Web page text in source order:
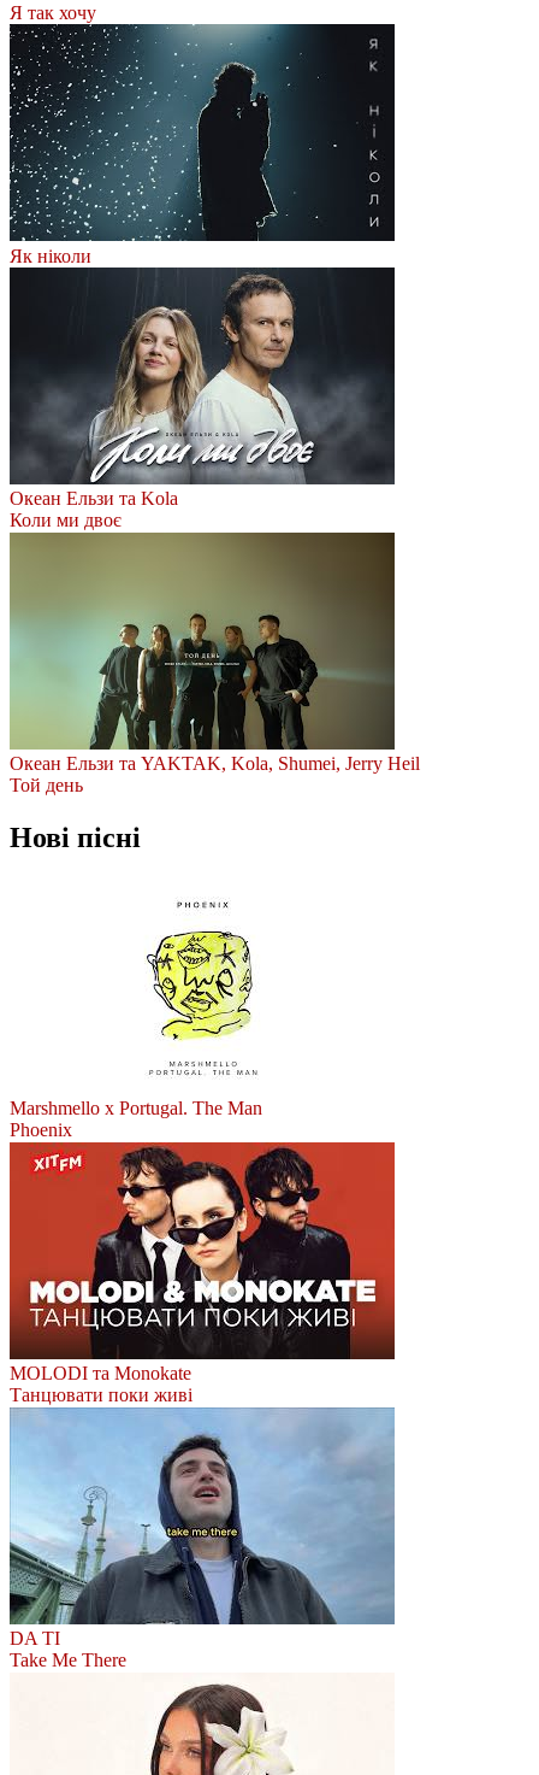
Я так хочу
Як ніколи
Океан Ельзи та Kola
Коли ми двоє
Океан Ельзи та YAKTAK, Kola, Shumei, Jerry Heil
Той день
Нові пісні
Marshmello x Portugal. The Man
Phoenix
MOLODI та Monokate
Танцювати поки живі
DA TI
Take Me There